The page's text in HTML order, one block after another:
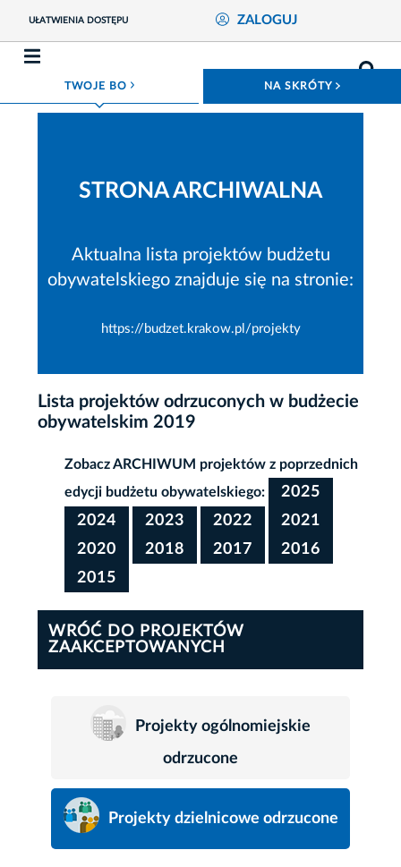
UŁATWIENIA DOSTĘPU ZALOGUJ
TWOJE BO ROZWIŃ MENU NA SKRÓTY
STRONA ARCHIWALNA
Aktualna lista projektów budżetu
obywatelskiego znajduje się na stronie:
https://budzet.krakow.pl/projekty
Lista projektów odrzuconych w budżecie
obywatelskim 2019
Zobacz ARCHIWUM projektów z poprzednich
edycji budżetu obywatelskiego:
2025
2024
2023 2022
2021
2020
2018 2017
2016
2015
WRÓĆ DO PROJEKTÓW
ZAAKCEPTOWANYCH
Projekty ogólnomiejskie
odrzucone
Projekty dzielnicowe odrzucone